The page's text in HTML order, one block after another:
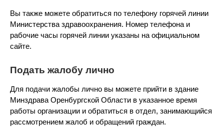
Вы также можете обратиться по телефону горячей линии
Министерства здравоохранения. Номер телефона и
рабочие часы горячей линии указаны на официальном
сайте.
Подать жалобу лично
Для подачи жалобы лично вы можете прийти в здание
Минздрава Оренбургской Области в указанное время
работы организации и обратиться в отдел, занимающийся
рассмотрением жалоб и обращений граждан.